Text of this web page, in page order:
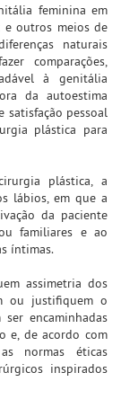
feminina em
e outros meios de
naturais
comparações,
à genitália
da autoestima
satisfação pessoal
plástica para
plástica, a
lábios, em que a
da paciente
familiares e ao
íntimas.
assimetria dos
ou justifiquem o
encaminhadas
e, de acordo com
normas éticas
inspirados